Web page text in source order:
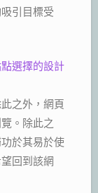
引目標受
選擇的設計
之外，網頁
。除此之
於其易於使
回到該網